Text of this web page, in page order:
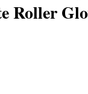
Roller